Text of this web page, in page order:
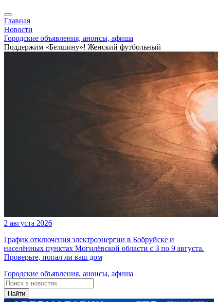
Главная
Новости
Городские объявления, анонсы, афиша
Поддержим «Белшину»! Женский футбольный
2 августа 2026
График отключения электроэнергии в Бобруйске и
населённых пунктах Могилёвской области с 3 по 9 августа.
Проверьте, попал ли ваш дом
Городские объявления, анонсы, афиша
Найти